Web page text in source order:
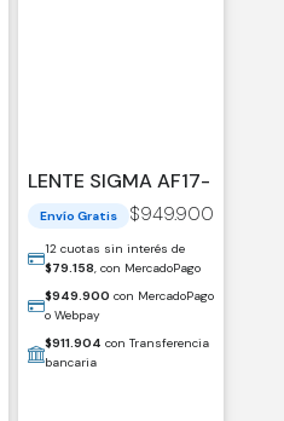
LENTE SIGMA AF17-
40MM CANON RF
DC (A) F/1.8 DC
$949.900
Envío Gratis
12 cuotas sin interés de
$79.158, con MercadoPago
$949.900 con MercadoPago
o Webpay
$911.904 con Transferencia
bancaria